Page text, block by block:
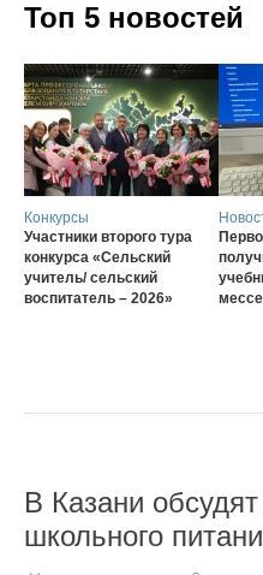
Топ 5 новостей
Конкурсы
Участники второго тура
конкурса «Сельский
учитель/ сельский
воспитатель – 2026»
В Казани
школьного